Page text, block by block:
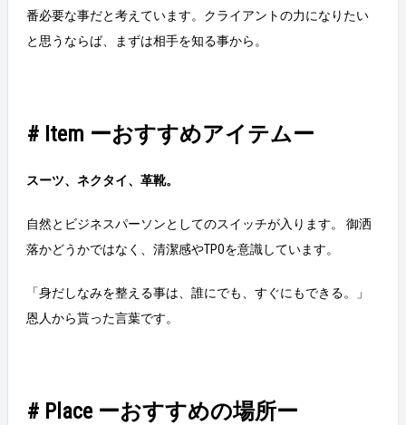
番必要な事だと考えています。クライアントの力になりたい
と思うならば、まずは相手を知る事から。
# Item ーおすすめアイテムー
スーツ、ネクタイ、革靴。
自然とビジネスパーソンとしてのスイッチが入ります。 御洒
落かどうかではなく、清潔感やTPOを意識しています。
「身だしなみを整える事は、誰にでも、すぐにもできる。」
恩人から貰った言葉です。
# Place ーおすすめの場所ー